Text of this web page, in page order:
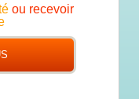
ou recevoir